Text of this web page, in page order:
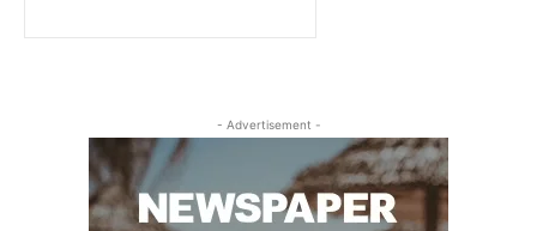
- Advertisement -